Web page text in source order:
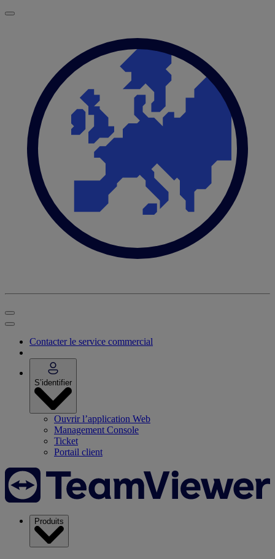
Contacter le service commercial
S’identifier
Ouvrir l’application Web
Management Console
Ticket
Portail client
Produits